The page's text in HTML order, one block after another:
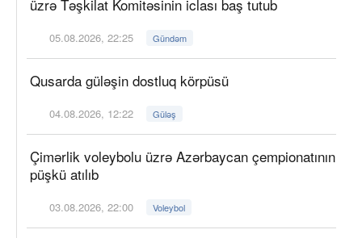
üzrə Təşkilat Komitəsinin iclası baş tutub
05.08.2026, 22:25 Gündəm
Qusarda güləşin dostluq körpüsü
04.08.2026, 12:22 Güləş
Çimərlik voleybolu üzrə Azərbaycan çempionatının
püşkü atılıb
03.08.2026, 22:00 Voleybol